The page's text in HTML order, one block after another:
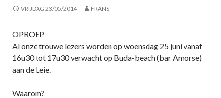
VRIJDAG 23/05/2014 FRANS
OPROEP
Al onze trouwe lezers worden op woensdag 25 juni vanaf
16u30 tot 17u30 verwacht op Buda-beach (bar Amorse)
aan de Leie.
Waarom?